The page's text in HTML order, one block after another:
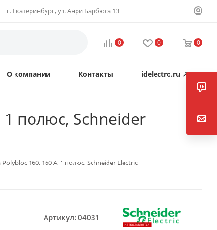
г. Екатеринбург, ул. Анри Барбюса 13
0 0 0
О компании Контакты idelectro.ru ↗
1 полюс, Schneider
160, 160 A, 1 полюс, Schneider Electric
Артикул: 04031